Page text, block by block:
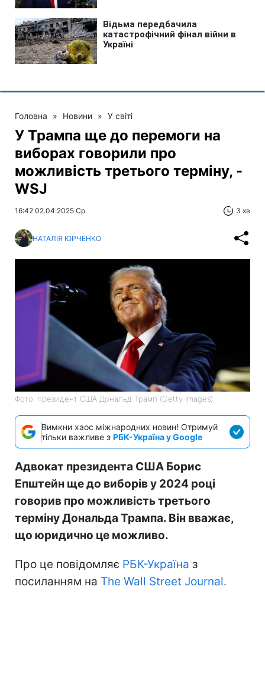
Головна » Новини » У світі
У Трампа ще до перемоги на
виборах говорили про
можливість третього терміну, -
WSJ
16:42 02.04.2025 Ср 3 хв
НАТАЛІЯ ЮРЧЕНКО
Фото: президент США Дональд Трамп (Getty Images)
Вимкни хаос міжнародних новин! Отримуй
тільки важливе з РБК-Україна у Google
Адвокат президента США Борис
Епштейн ще до виборів у 2024 році
говорив про можливість третього
терміну Дональда Трампа. Він вважає,
що юридично це можливо.
Про це повідомляє РБК-Україна з
посиланням на The Wall Street Journal.